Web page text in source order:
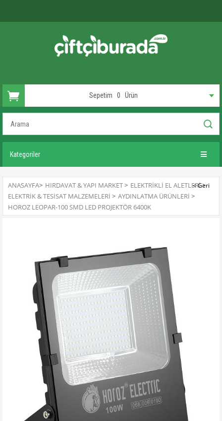
Sepetim 0 Ürün
Kategoriler
ANASAYFA> HIRDAVAT & YAPI MARKET> ELEKTRIKLI EL ALETLERI>
ELEKTRIK & TESISAT MALZEMELERI > AYDINLATMA ÜRÜNLERI >
HOROZ LEOPAR-100 SMD LED PROJEKTÖR 6400K